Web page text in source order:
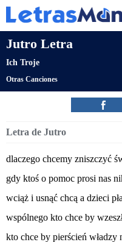
Jutro Letra
Ich Troje
Otras Canciones
Letra de Jutro
dlaczego chcemy zniszczyć
gdy ktoś o pomoc prosi nas
wciąż i usnąć chcą a dzieci
wspólnego kto chce by
kto chce by pierścień władzy